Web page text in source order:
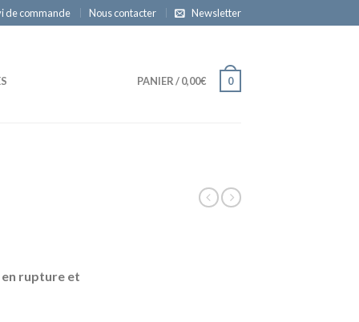
de commande Nous contacter Newsletter
PANIER/0,00€ 0
rupture et